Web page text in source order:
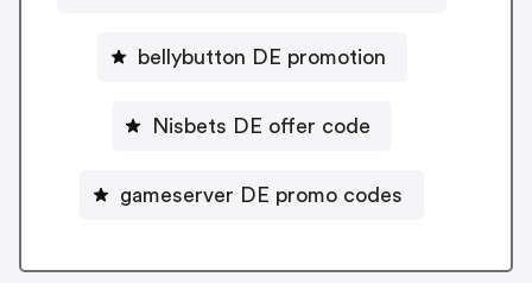
bellybutton DE promotion
Nisbets DE offer code
gameserver DE promo codes